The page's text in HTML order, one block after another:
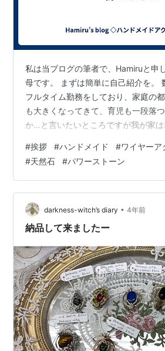
私は当ブログの筆者で、Hamiruと申
母です。 まずは簡単に自己紹介を。
フルタイム勤務をしており、家庭の
も大きくなってきて、育児も一段落
か…と言いたいところですが我が家
しよう！と、こちらのブログを開設す
た。 …と言いつつも、求人情報は眺
ログでは、最近はじめたハンドメイ
作のことを書いていこうと思います
り。 ワイヤーで巻いたり。。 ちなみ
素人』です。 そんな人間がな…
#挨拶 #ハンドメイド #ワイヤーア
#天然石 #パワーストーン
darkness-witch’s diary • 4年前
納品して来ましたー